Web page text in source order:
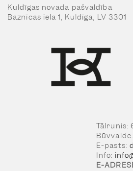
Kuldīgas novada pašvaldība
Baznīcas iela 1, Kuldīga, LV 3301
Tālrunis:
E-pasts:
Info:
E-